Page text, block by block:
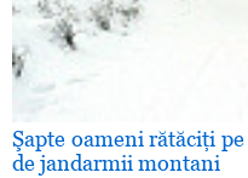
Şapte oameni rătăciţi
de jandarmii montani